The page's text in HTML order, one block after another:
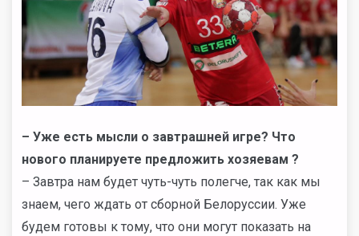
– Уже есть мысли о завтрашней игре? Что
нового планируете предложить хозяевам ?
– Завтра нам будет чуть-чуть полегче, так как мы
знаем, чего ждать от сборной Белоруссии. Уже
будем готовы к тому, что они могут показать на